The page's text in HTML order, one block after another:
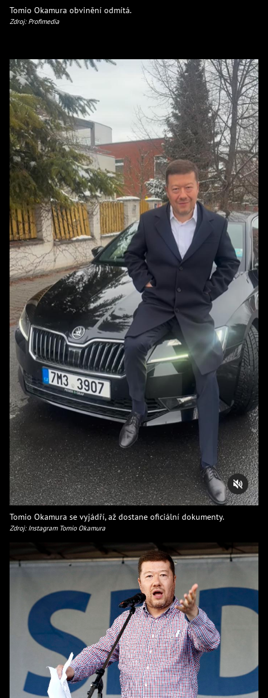
Tomio Okamura obvinění odmítá.
Zdroj: Profimedia
Tomio Okamura se vyjádří, až dostane oficiální dokumenty.
Zdroj: Instagram Tomio Okamura